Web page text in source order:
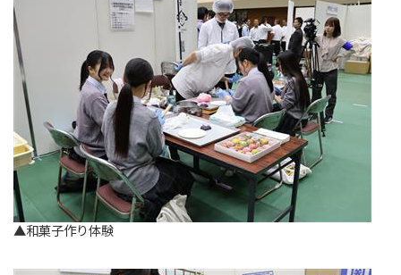
▲和菓子作り体験